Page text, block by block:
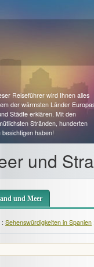
Reiseführer wird Ihnen alles
der wärmsten Länder
Städte erklären. Mit den
Stränden, hunderten
haben!
und
und Meer
: Sehenswürdigkeiten in Spanien